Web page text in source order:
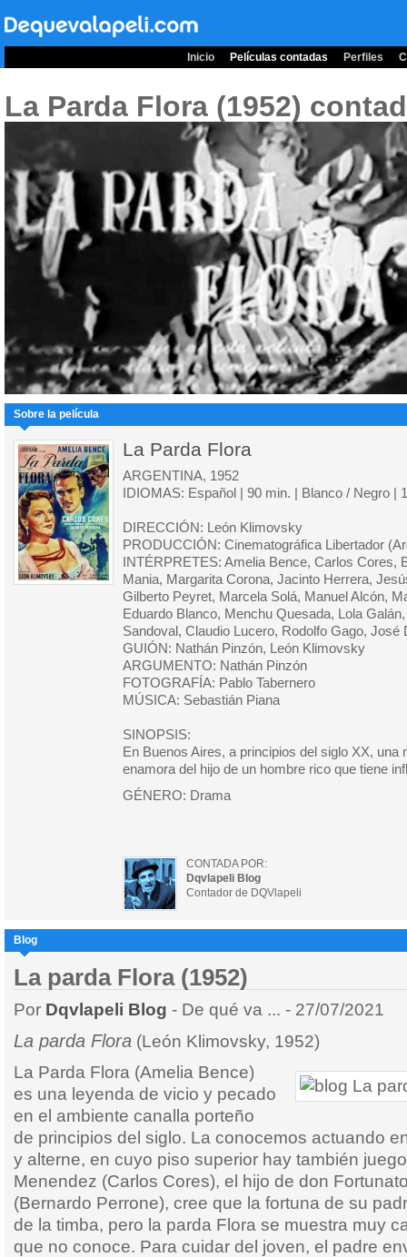
Inicio Películas contadas Perfiles
La Parda Flora (1952)
Sobre la película
La Parda Flora
ARGENTINA, 1952
IDIOMAS: Español | 90 min. | Blanco / Negro |
DIRECCIÓN: León Klimovsky
PRODUCCIÓN: Cinematográfica Libertador
INTÉRPRETES: Amelia Bence, Carlos Cores,
Mania, Margarita Corona, Jacinto Herrera,
Gilberto Peyret, Marcela Solá, Manuel Alcón,
Eduardo Blanco, Menchu Quesada, Lola
Sandoval, Claudio Lucero, Rodolfo Gago, José
GUIÓN: Nathán Pinzón, León Klimovsky
ARGUMENTO: Nathán Pinzón
FOTOGRAFÍA: Pablo Tabernero
MÚSICA: Sebastián Piana
SINOPSIS:
En Buenos Aires, a principios del siglo XX, una
enamora del hijo de un hombre rico que tiene
GÉNERO: Drama
CONTADA POR:
Dqvlapeli Blog
Contador de DQVlapeli
Blog
La parda Flora (1952)
Por Dqvlapeli Blog - De qué va ... - 27/07/2021
La parda Flora (León Klimovsky, 1952)
La Parda Flora (Amelia Bence)
es una leyenda de vicio y pecado
en el ambiente canalla porteño
de principios del siglo. La conocemos actuando
y alterne, en cuyo piso superior hay también
Menendez (Carlos Cores), el hijo de don
(Bernardo Perrone), cree que la fortuna de su
de la timba, pero la parda Flora se muestra muy
que no conoce. Para cuidar del joven, el padre